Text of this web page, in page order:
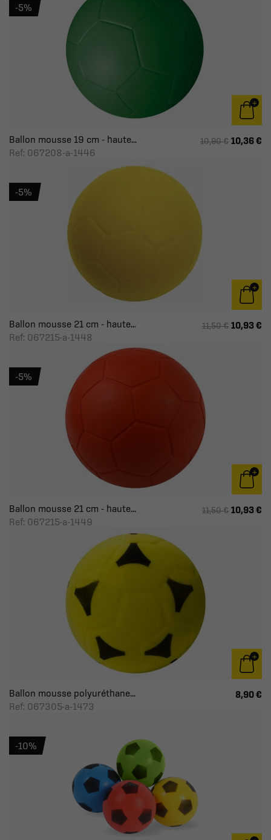
Ballon mousse 19 cm - haute...
Ref: 067208-a-1446
10,90 € 10,36 €
-5%
Ballon mousse 21 cm - haute...
Ref: 067215-a-1448
11,50 € 10,93 €
-5%
Ballon mousse 21 cm - haute...
Ref: 067215-a-1449
11,50 € 10,93 €
-5%
Ballon mousse polyuréthane...
Ref: 067305-a-1473
8,90 €
-10%